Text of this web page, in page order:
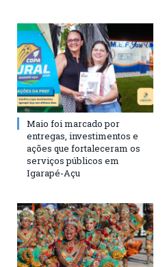
Maio foi marcado por
entregas, investimentos e
ações que fortaleceram os
serviços públicos em
Igarapé-Açu